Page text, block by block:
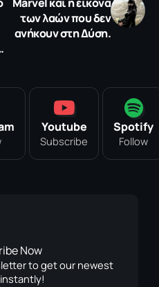
Marvel και η εικόνα
των λαών που δεν
ανήκουν στη Δύση.
Youtube
Subscribe
Spotify
Follow
Now
to get our newest